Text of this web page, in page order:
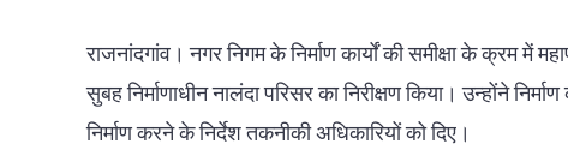
राजनांदगांव। नगर निगम के निर्माण कार्यों की समीक्षा के क्रम
सुबह निर्माणाधीन नालंदा परिसर का निरीक्षण किया। उन्होंने
निर्माण करने के निर्देश तकनीकी अधिकारियों को दिए।